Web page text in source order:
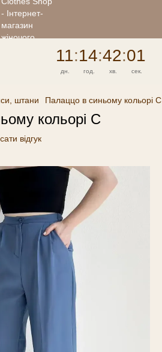
11:14:42:01
дн. год. хв. сек.
штани Палаццо в синьому кольорі С
кольорі С
відгук